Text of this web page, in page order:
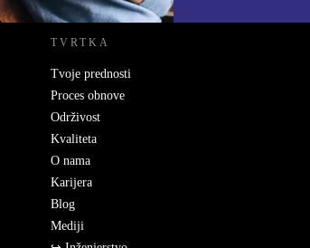
TVRTKA
Tvoje prednosti
Proces obnove
Održivost
Kvaliteta
O nama
Karijera
Blog
Mediji